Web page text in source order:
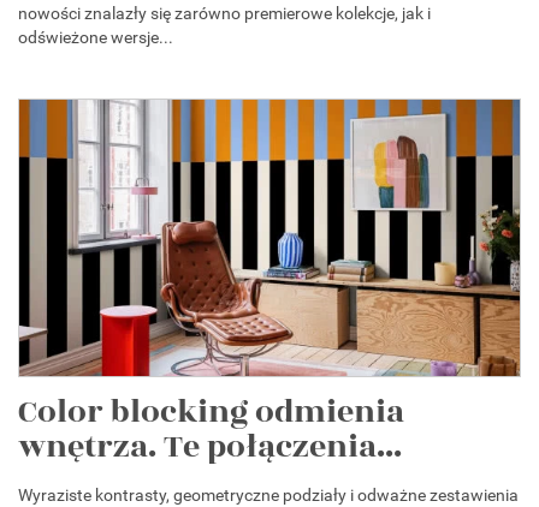
nowości znalazły się zarówno premierowe kolekcje, jak i
odświeżone wersje...
Color blocking odmienia
wnętrza. Te połączenia...
Wyraziste kontrasty, geometryczne podziały i odważne zestawienia